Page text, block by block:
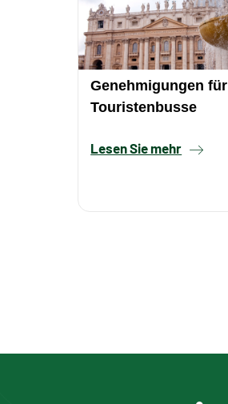
Genehmigungen für
Touristenbusse
Lesen Sie mehr